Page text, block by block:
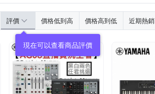
評價 價格低到高 價格高到低 近期熱銷
現在可以查看商品評價